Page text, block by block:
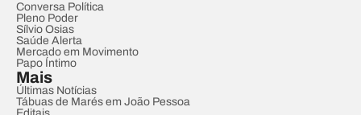
Conversa Política
Pleno Poder
Sílvio Osias
Saúde Alerta
Mercado em Movimento
Papo Íntimo
Mais
Últimas Notícias
Tábuas de Marés em João Pessoa